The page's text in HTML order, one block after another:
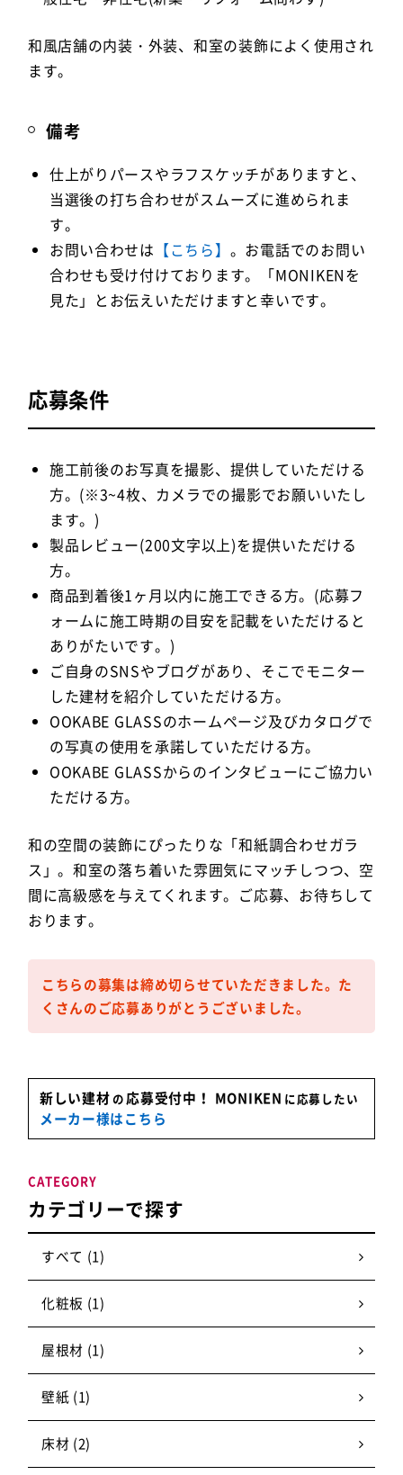
和風店舗の内装・外装、和室の装飾によく使用され
ます。
備考
仕上がりパースやラフスケッチがありますと、
当選後の打ち合わせがスムーズに進められま
す。
お問い合わせは 【こちら】 。お電話でのお問い
合わせも受け付けております。「MONIKENを
見た」とお伝えいただけますと幸いです。
応募条件
施工前後のお写真を撮影、提供していただける
方。(※3~4枚、カメラでの撮影でお願いいたし
ます。)
製品レビュー(200文字以上)を提供いただける
方。
商品到着後1ヶ月以内に施工できる方。(応募フ
ォームに施工時期の目安を記載をいただけると
ありがたいです。)
ご自身のSNSやブログがあり、そこでモニター
した建材を紹介していただける方。
OOKABE GLASSのホームページ及びカタログで
の写真の使用を承諾していただける方。
OOKABE GLASSからのインタビューにご協力い
ただける方。
和の空間の装飾にぴったりな「和紙調合わせガラ
ス」。和室の落ち着いた雰囲気にマッチしつつ、空
間に高級感を与えてくれます。ご応募、お待ちして
おります。
こちらの募集は締め切らせていただきました。 た
くさんのご応募ありがとうございました。
新しい建材の応募受付中！ MONIKEN に応募したい
メーカー様はこちら
カテゴリーで探す
CATEGORY
すべて (1)
化粧板 (1)
屋根材 (1)
壁紙 (1)
床材 (2)